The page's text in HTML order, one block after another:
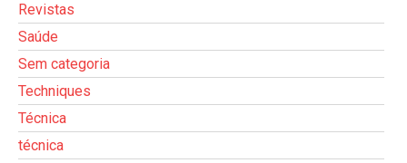
Revistas
Saúde
Sem categoria
Techniques
Técnica
técnica